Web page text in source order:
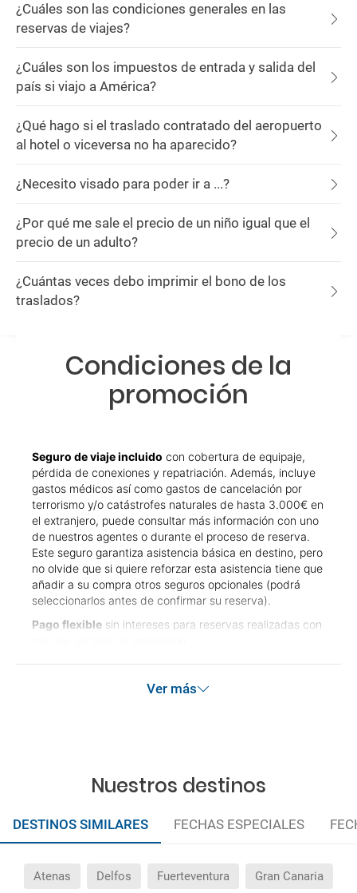
¿Cuáles son las condiciones generales en las
reservas de viajes?
¿Cuáles son los impuestos de entrada y salida del
país si viajo a América?
¿Qué hago si el traslado contratado del aeropuerto
al hotel o viceversa no ha aparecido?
¿Necesito visado para poder ir a ...?
¿Por qué me sale el precio de un niño igual que el
precio de un adulto?
¿Cuántas veces debo imprimir el bono de los
traslados?
Condiciones de la
promoción
Seguro de viaje incluido con cobertura de equipaje,
pérdida de conexiones y repatriación. Además, incluye
gastos médicos así como gastos de cancelación por
terrorismo y/o catástrofes naturales de hasta 3.000€ en
el extranjero, puede consultar más información con uno
de nuestros agentes o durante el proceso de reserva.
Este seguro garantiza asistencia básica en destino, pero
no olvide que si quiere reforzar esta asistencia tiene que
añadir a su compra otros seguros opcionales (podrá
seleccionarlos antes de confirmar su reserva).
Pago flexible sin intereses para reservas realizadas con
Ver más
Nuestros destinos
DESTINOS SIMILARES FECHAS ESPECIALES
Atenas Delfos Fuerteventura Gran Canaria